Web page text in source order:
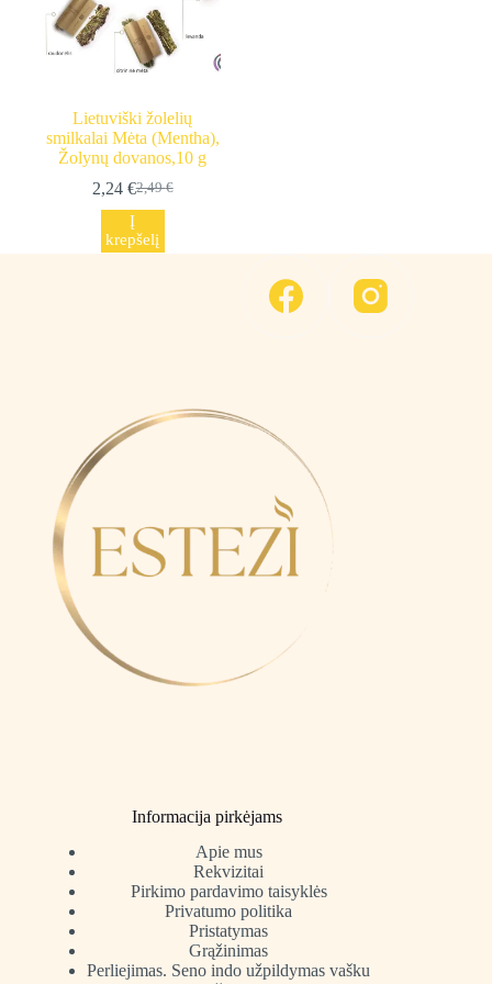
Lietuviški žolelių
smilkalai Mėta (Mentha),
Žolynų dovanos,10 g
2,49€
Original
price
was:
2,49 €.
2,24 €Current
price
is:
2,24 €.
Į
krepšelį
Informacija pirkėjams
Apie mus
Rekvizitai
Pirkimo pardavimo taisyklės
Privatumo politika
Pristatymas
Grąžinimas
Perliejimas. Seno indo užpildymas vašku